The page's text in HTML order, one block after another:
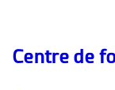
Bonnes
Evénements
Centre de